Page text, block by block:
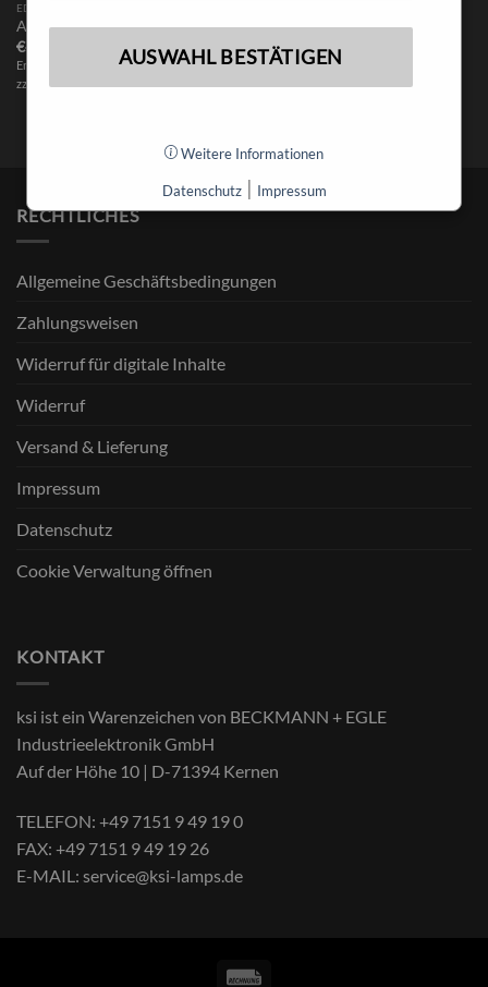
EDISON
ALED/Edison I
€400,00
Enthält 19% MwSt.
zzgl.
Versand
RECHTLICHES
Allgemeine Geschäftsbedingungen
Zahlungsweisen
Widerruf für digitale Inhalte
Widerruf
Versand & Lieferung
Impressum
Datenschutz
Cookie Verwaltung öffnen
KONTAKT
ksi ist ein Warenzeichen von BECKMANN + EGLE
Industrieelektronik GmbH
Auf der Höhe 10 | D-71394 Kernen
TELEFON: +49 7151 9 49 19 0
FAX: +49 7151 9 49 19 26
E-MAIL: service@ksi-lamps.de
AUSWAHL BESTÄTIGEN
Weitere Informationen
Datenschutz| Impressum